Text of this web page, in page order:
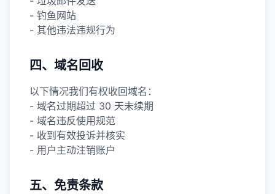
- 钓鱼网站
- 其他违法违规行为
四、域名回收
以下情况我们有权收回域名：
- 域名过期超过 30 天未续期
- 域名违反使用规范
- 收到有效投诉并核实
- 用户主动注销账户
五、免责条款